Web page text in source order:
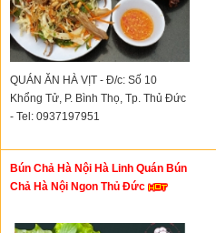
QUÁN ĂN HÀ VỊT - Đ/c: Số 10
Khổng Tử, P. Bình Thọ, Tp. Thủ Đức
- Tel: 0937197951
Bún Chả Hà Nội Hà Linh Quán Bún
Chả Hà Nội Ngon Thủ Đức